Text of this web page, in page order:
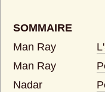
SOMMAIRE
Man Ray
Man Ray
Nadar